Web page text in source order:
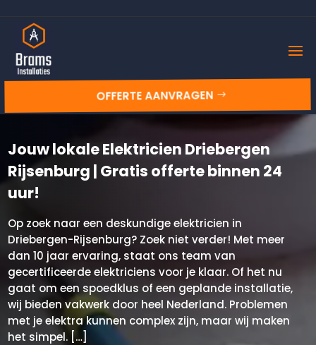
OFFERTE AANVRAGEN
Jouw lokale Elektricien Driebergen
Rijsenburg | Gratis offerte binnen 24
uur!
Op zoek naar een deskundige elektricien in
Driebergen-Rijsenburg? Zoek niet verder! Met meer
dan 10 jaar ervaring, staat ons team van
gecertificeerde elektriciens voor je klaar. Of het nu
gaat om een spoedklus of een geplande installatie,
wij bieden vakwerk door heel Nederland. Problemen
met je elektra kunnen complex zijn, maar wij maken
het simpel. […]